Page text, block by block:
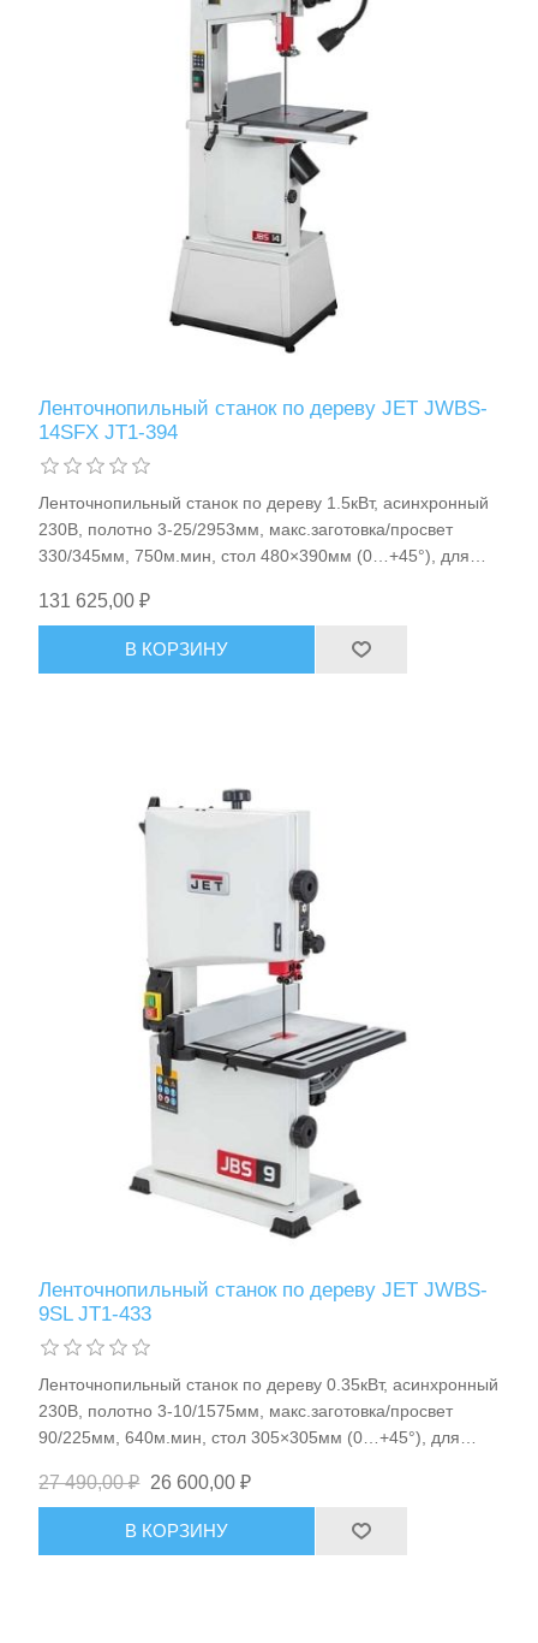
Измерительный инструмент
Ручной инструмент
Ленточнопильный станок по дереву JET JWBS-
14SFX JT1-394
Ленточнопильный станок по дереву 1.5кВт, асинхронный
230В, полотно 3-25/2953мм, макс.заготовка/просвет
330/345мм, 750м.мин, стол 480×390мм (0…+45°), для
14SFX арт.JT1-394
131 625,00 ₽
В КОРЗИНУ
Ленточнопильный станок по дереву JET JWBS-
9SL JT1-433
Ленточнопильный станок по дереву 0.35кВт, асинхронный
230В, полотно 3-10/1575мм, макс.заготовка/просвет
90/225мм, 640м.мин, стол 305×305мм (0…+45°), для
9SL арт.JT1-433
27 490,00 ₽ 26 600,00 ₽
В КОРЗИНУ